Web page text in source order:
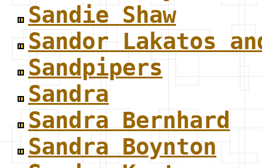
Sandie Shaw
Sandor Lakatos
Sandpipers
Sandra
Sandra Bernhard
Sandra Boynton